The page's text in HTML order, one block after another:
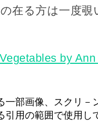
在る方は一度
by
部画像、スクリ－
引用の範囲で使用し